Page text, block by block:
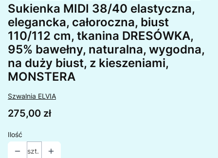
Sukienka MIDI 38/40 elastyczna,
elegancka, całoroczna, biust
110/112 cm, tkanina DRESÓWKA,
95% bawełny, naturalna, wygodna,
na duży biust, z kieszeniami,
MONSTERA
Szwalnia ELVIA
Cena
275,00 zł
Ilość
szt.